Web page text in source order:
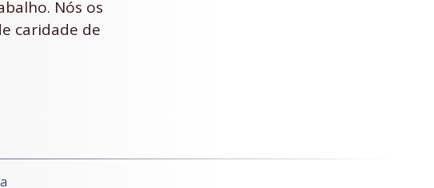
Nós os
caridade de